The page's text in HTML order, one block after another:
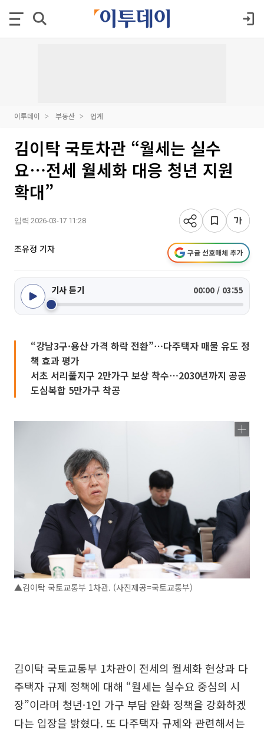
이투데이 부동산 업계
김이탁 국토차관 “월세는 실수
요⋯전세 월세화 대응 청년 지원
확대”
입력 2026-03-17 11:28
조유정 기자 구글 선호매체 추가
기사 듣기 00:00 / 03:55
“강남3구·용산 가격 하락 전환”⋯다주택자 매물 유도 정
책 효과 평가
서초 서리풀지구 2만가구 보상 착수⋯2030년까지 공공
도심복합 5만가구 착공
▲김이탁 국토교통부 1차관. (사진제공=국토교통부)
김이탁 국토교통부 1차관이 전세의 월세화 현상과 다
주택자 규제 정책에 대해 “월세는 실수요 중심의 시
장”이라며 청년·1인 가구 부담 완화 정책을 강화하겠
다는 입장을 밝혔다. 또 다주택자 규제와 관련해서는